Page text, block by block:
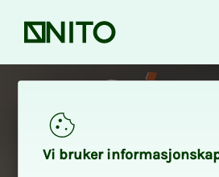
Forsiden
Vi bru­­­ker